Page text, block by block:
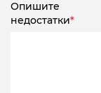
Опишите
недостатки*